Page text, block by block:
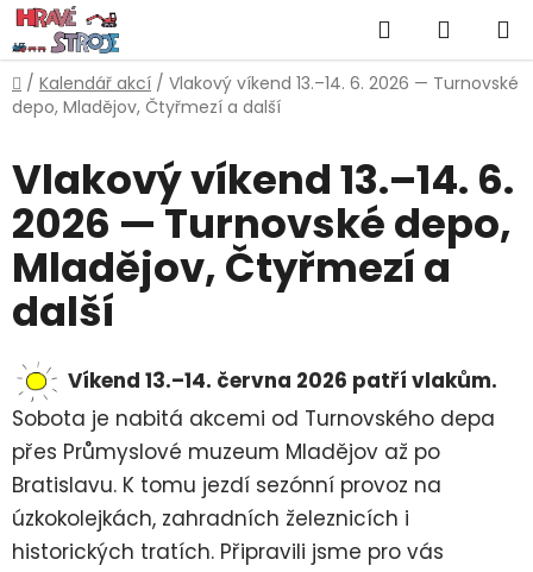
Přejít
na
obsah
Hledat
KOŠÍK
Domů
/ Kalendář akcí / Vlakový víkend 13.–14. 6. 2026 — Turnovské
depo, Mladějov, Čtyřmezí a další
Vlakový víkend 13.–14. 6.
2026 — Turnovské depo,
Mladějov, Čtyřmezí a
další
Víkend 13.–14. června 2026 patří vlakům.
Sobota je nabitá akcemi od Turnovského depa
přes Průmyslové muzeum Mladějov až po
Bratislavu. K tomu jezdí sezónní provoz na
úzkokolejkách, zahradních železnicích i
historických tratích. Připravili jsme pro vás